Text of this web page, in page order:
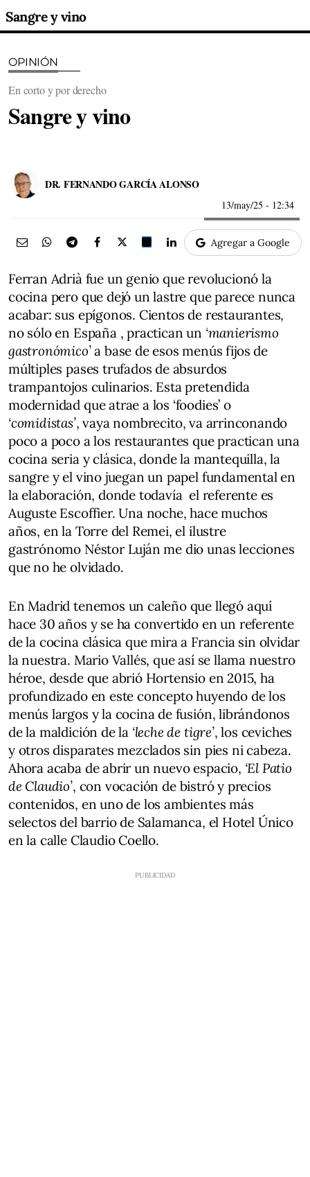
Sangre y vino
OPINIÓN
En corto y por derecho
Sangre y vino
DR. FERNANDO GARCÍA ALONSO
13/may/25 - 12:34
Agregar a Google
Ferran Adrià fue un genio que revolucionó la
cocina pero que dejó un lastre que parece nunca
acabar: sus epígonos. Cientos de restaurantes,
no sólo en España , practican un ‘manierismo
gastronómico’a base de esos menús fijos de
múltiples pases trufados de absurdos
trampantojos culinarios. Esta pretendida
modernidad que atrae a los ‘foodies’ o
‘comidistas’, vaya nombrecito, va arrinconando
poco a poco a los restaurantes que practican una
cocina seria y clásica, donde la mantequilla, la
sangre y el vino juegan un papel fundamental en
la elaboración, donde todavía el referente es
Auguste Escoffier. Una noche, hace muchos
años, en la Torre del Remei, el ilustre
gastrónomo Néstor Luján me dio unas lecciones
que no he olvidado.
En Madrid tenemos un caleño que llegó aquí
hace 30 años y se ha convertido en un referente
de la cocina clásica que mira a Francia sin olvidar
la nuestra. Mario Vallés, que así se llama nuestro
héroe, desde que abrió Hortensio en 2015, ha
profundizado en este concepto huyendo de los
menús largos y la cocina de fusión, librándonos
de la maldición de la ‘leche de tigre’, los ceviches
y otros disparates mezclados sin pies ni cabeza.
Ahora acaba de abrir un nuevo espacio, ‘El Patio
de Claudio’, con vocación de bistró y precios
contenidos, en uno de los ambientes más
selectos del barrio de Salamanca, el Hotel Único
en la calle Claudio Coello.